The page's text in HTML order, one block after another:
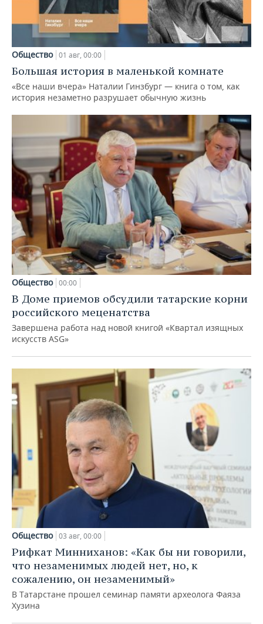
Общество 01 авг, 00:00
Большая история в маленькой комнате
«Все наши вчера» Наталии Гинзбург — книга о том, как
история незаметно разрушает обычную жизнь
Общество 00:00
В Доме приемов обсудили татарские корни
российского меценатства
Завершена работа над новой книгой «Квартал изящных
искусств ASG»
Общество 03 авг, 00:00
Рифкат Минниханов: «Как бы ни говорили,
что незаменимых людей нет, но, к
сожалению, он незаменимый»
В Татарстане прошел семинар памяти археолога Фаяза
Хузина